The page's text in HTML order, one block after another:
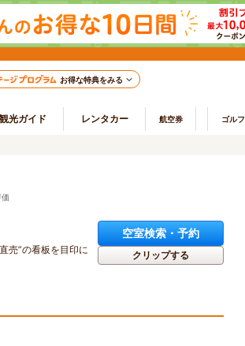
お得な特典をみる
観光ガイド レンタカー 航空券 ゴルフ
売”の看板を目印に
空室検索・予約
クリップする